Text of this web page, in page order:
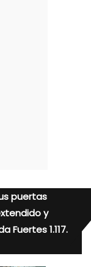
sus puertas
y
Fuertes 1.117.